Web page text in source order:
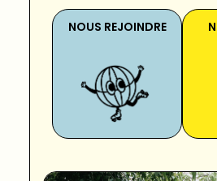
À
NOUS REJOINDRE